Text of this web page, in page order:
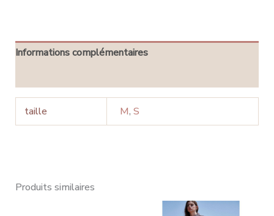
Informations complémentaires
taille M,S
Produits similaires